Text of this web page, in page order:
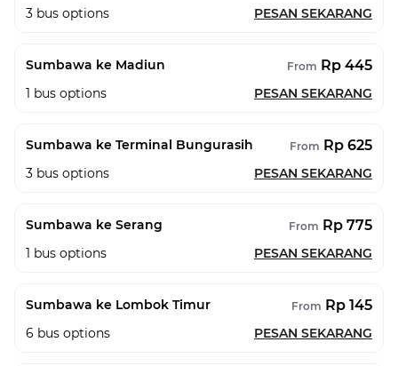
3 bus options PESAN SEKARANG
Sumbawa ke Madiun From Rp 445
1 bus options PESAN SEKARANG
Sumbawa ke Terminal Bungurasih From Rp 625
3 bus options PESAN SEKARANG
Sumbawa ke Serang From Rp 775
1 bus options PESAN SEKARANG
Sumbawa ke Lombok Timur From Rp 145
6 bus options PESAN SEKARANG